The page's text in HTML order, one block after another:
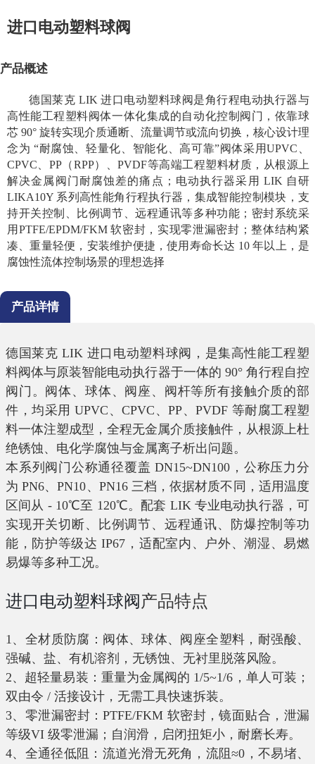
进口电动塑料球阀
产品概述
德国莱克 LIK 进口电动塑料球阀是角行程电动执行器与
高性能工程塑料阀体一体化集成的自动化控制阀门，依靠球
芯 90° 旋转实现介质通断、流量调节或流向切换，核心设计理
念为 “耐腐蚀、轻量化、智能化、高可靠”阀体采用UPVC、
CPVC、PP（RPP）、PVDF等高端工程塑料材质，从根源上
解决金属阀门耐腐蚀差的痛点；电动执行器采用 LIK 自研
LIKA10Y 系列高性能角行程执行器，集成智能控制模块，支
持开关控制、比例调节、远程通讯等多种功能；密封系统采
用PTFE/EPDM/FKM 软密封，实现零泄漏密封；整体结构紧
凑、重量轻便，安装维护便捷，使用寿命长达 10 年以上，是
腐蚀性流体控制场景的理想选择
产品详情
德国莱克 LIK 进口电动塑料球阀，是集高性能工程塑
料阀体与原装智能电动执行器于一体的 90° 角行程自控
阀门。阀体、球体、阀座、阀杆等所有接触介质的部
件，均采用 UPVC 、 CPVC 、 PP、 PVDF 等耐腐工程塑
料一体注塑成型，全程无金属介质接触件，从根源上杜
绝锈蚀、电化学腐蚀与金属离子析出问题。
本系列阀门公称通径覆盖 DN15~DN100 ，公称压力分
为 PN6、PN10、 PN16 三档，依据材质不同，适用温度
区间从 - 10℃至 120℃。配套 LIK 专业电动执行器，可
实现开关切断、比例调节、远程通讯、防爆控制等功
能，防护等级达 IP67 ，适配室内、户外、潮湿、易燃
易爆等多种工况。
进口电动塑料球阀产品特点
1、全材质防腐：阀体、球体、阀座全塑料，耐强酸、
强碱、盐、有机溶剂，无锈蚀、无衬里脱落风险。
2、超轻量易装：重量为金属阀的 1/5~1/6 ，单人可装；
双由令 / 活接设计，无需工具快速拆装。
3、 零泄漏密封：PTFE/FKM 软密封，镜面贴合，泄漏
等级VI 级零泄漏；自润滑，启闭扭矩小，耐磨长寿。
4、全通径低阻：流道光滑无死角，流阻≈0 ，不易堵、